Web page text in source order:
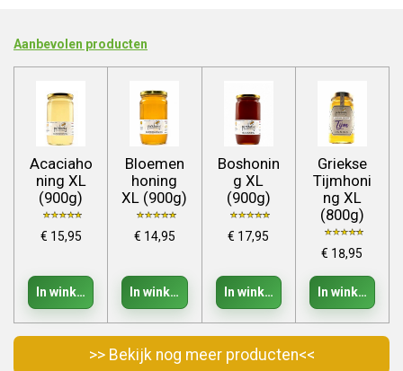
Aanbevolen producten
Acaciaho
ning XL
(900g)
€ 15,95
In winkelwagen
Bloemen
honing
XL (900g)
€ 14,95
In winkelwagen
Boshonin
g XL
(900g)
€ 17,95
In winkelwagen
Griekse
Tijmhoni
ng XL
(800g)
€ 18,95
In
>> Bekijk nog meer producten<<